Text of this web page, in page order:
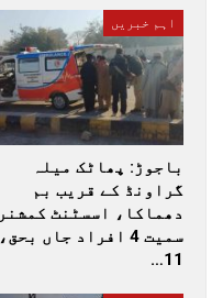
اہم خبریں
باجوڑ: پھاٹک میلہ
گراونڈ کے قریب بم
دھماکا، اسسٹنٹ کمشنر
سمیت 4 افراد جاں بحق،
11…